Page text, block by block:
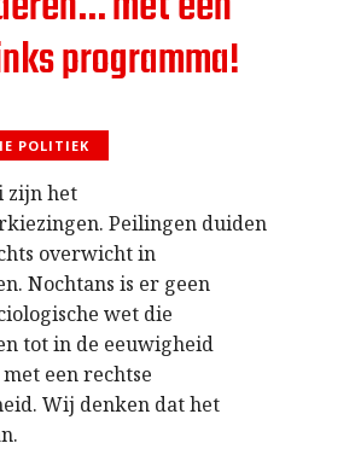
programma!
POLITIEK
zijn het
Peilingen duiden
overwicht in
Nochtans is er geen
wet die
tot in de eeuwigheid
een rechtse
Wij denken dat het